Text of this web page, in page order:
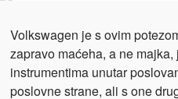
Volkswagen je s ovim
zapravo maćeha, a ne
instrumentima unutar
poslovne strane, ali s one